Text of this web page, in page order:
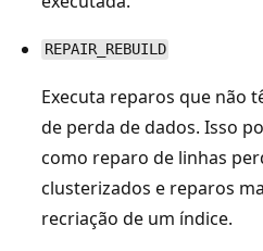
REPAIR_REBUILD
Executa reparos que não
de perda de dados. Isso
como reparo de linhas
clusterizados e reparos
recriação de um índice.